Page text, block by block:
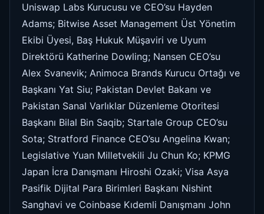
Uniswap Labs Kurucusu ve CEO’su Hayden
Adams; Bitwise Asset Management Üst Yönetim
Ekibi Üyesi, Baş Hukuk Müşaviri ve Uyum
Direktörü Katherine Dowling; Nansen CEO’su
Alex Svanevik; Animoca Brands Kurucu Ortağı ve
Başkanı Yat Siu; Pakistan Devlet Bakanı ve
Pakistan Sanal Varlıklar Düzenleme Otoritesi
Başkanı Bilal Bin Saqib; Startale Group CEO’su
Sota; Stratford Finance CEO’su Angelina Kwan;
Legislative Yuan Milletvekili Ju Chun Ko; KPMG
Japan İcra Danışmanı Hiroshi Ozaki; Visa Asya
Pasifik Dijital Para Birimleri Başkanı Nishint
Sanghavi ve Coinbase Kıdemli Danışmanı John